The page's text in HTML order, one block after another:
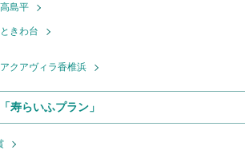
島平
きわ台
クアヴィラ香椎浜
寿らいふプラン」